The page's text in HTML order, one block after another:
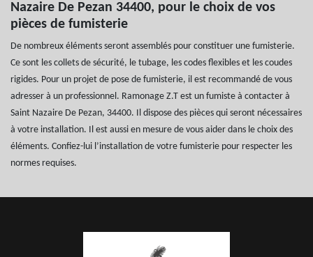
Nazaire De Pezan 34400, pour le choix de vos
pièces de fumisterie
De nombreux éléments seront assemblés pour constituer une fumisterie.
Ce sont les collets de sécurité, le tubage, les codes flexibles et les coudes
rigides. Pour un projet de pose de fumisterie, il est recommandé de vous
adresser à un professionnel. Ramonage Z.T est un fumiste à contacter à
Saint Nazaire De Pezan, 34400. Il dispose des pièces qui seront nécessaires
à votre installation. Il est aussi en mesure de vous aider dans le choix des
éléments. Confiez-lui l’installation de votre fumisterie pour respecter les
normes requises.